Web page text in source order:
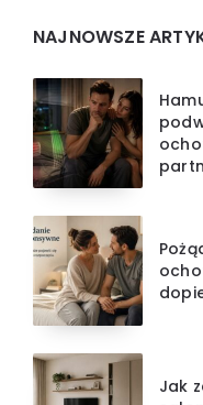
Widgets
NAJNOWSZE
Jak